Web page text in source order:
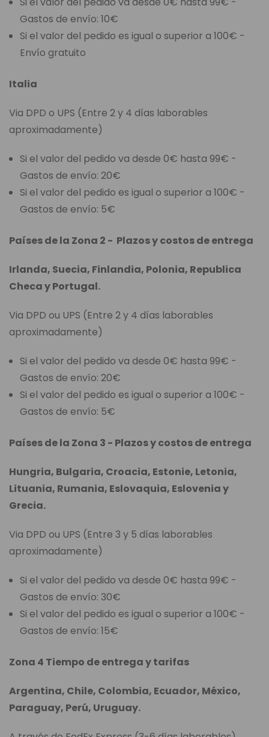
Gastos de envío: 10€
Si el valor del pedido es igual o superior a 100€ -
Envío gratuito
Italia
Via DPD o UPS (Entre 2 y 4 días laborables
aproximadamente)
Si el valor del pedido va desde 0€ hasta 99€ -
Gastos de envío: 20€
Si el valor del pedido es igual o superior a 100€ -
Gastos de envío: 5€
Países de la Zona 2 - Plazos y costos de entrega
Irlanda, Suecia, Finlandia, Polonia, Republica
Checa y Portugal.
Via DPD ou UPS (Entre 2 y 4 días laborables
aproximadamente)
Si el valor del pedido va desde 0€ hasta 99€ -
Gastos de envío: 20€
Si el valor del pedido es igual o superior a 100€ -
Gastos de envío: 5€
Países de la Zona 3 - Plazos y costos de entrega
Hungria, Bulgaria, Croacia, Estonie, Letonia,
Lituania, Rumania, Eslovaquia, Eslovenia y
Grecia.
Via DPD ou UPS (Entre 3 y 5 días laborables
aproximadamente)
Si el valor del pedido va desde 0€ hasta 99€ -
Gastos de envío: 30€
Si el valor del pedido es igual o superior a 100€ -
Gastos de envío: 15€
Zona 4 Tiempo de entrega y tarifas
Argentina, Chile, Colombia, Ecuador, México,
Paraguay, Perú, Uruguay.